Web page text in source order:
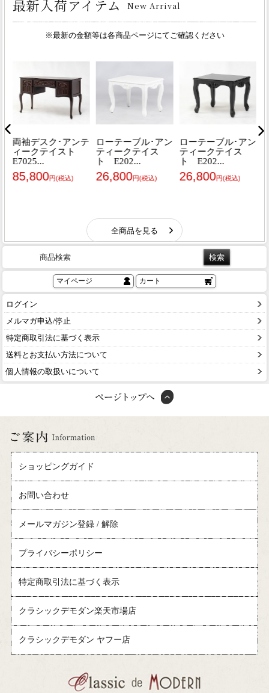
商品検索
マイページ カート
ログイン
メルマガ申込/停止
特定商取引法に基づく表示
送料とお支払い方法について
個人情報の取扱いについて
ショッピングガイド
お問い合わせ
メールマガジン登録 / 解除
プライバシーポリシー
特定商取引法に基づく表示
クラシックデモダン楽天市場店
クラシックデモダン ヤフー店